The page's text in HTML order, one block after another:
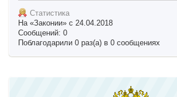
Статистика
На «Законии» с 24.04.2018
Сообщений: 0
Поблагодарили 0 раз(а) в 0 сообщениях